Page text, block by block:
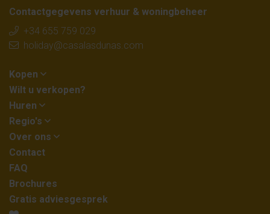
Contactgegevens verhuur & woningbeheer
+34 655 759 029
holiday@casalasdunas.com
Kopen
Wilt u verkopen?
Huren
Regio's
Over ons
Contact
FAQ
Brochures
Gratis adviesgesprek